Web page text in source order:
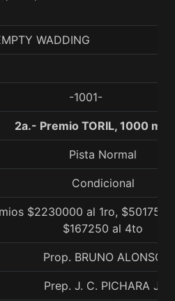
WADDING
-1001-
2a.- Premio TORIL, 1000
Pista Normal
Condicional
$2230000 al 1ro,
$167250 al 4to
Prop. BRUNO ALONSO
Prep. J. C. PICHARA J.